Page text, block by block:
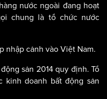
nước ngoài đang hoạt
chung là tổ chức nước
nhập cảnh vào Việt Nam.
sản 2014 quy định. Tổ
kinh doanh bất động sản